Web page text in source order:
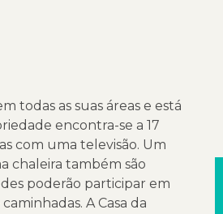
todas as suas áreas e está
encontra-se a 17
com uma televisão. Um
chaleira também são
poderão participar em
A Casa da